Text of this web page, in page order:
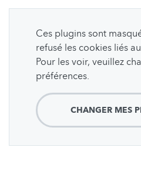
Ces plugins sont
refusé les cookies liés
Pour les voir, veuillez
préférences.
CHANGER MES